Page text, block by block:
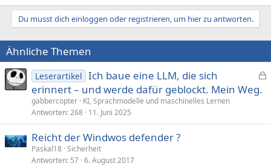
Du musst dich einloggen oder registrieren, um hier zu antworten.
Ähnliche Themen
e
Leserartikel Ich baue eine LLM, die sich
erinnert – und werde dafür geblockt. Mein Weg.
gabbercopter KI, Sprachmodelle und maschinelles Lernen
Antworten 268 11. Juni 2025
Reicht der Windwos defender ?
Paskal18 Sicherheit
Antworten 57 6. August 2017